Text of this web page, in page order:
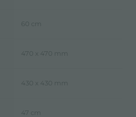
60 cm
470 x 470 mm
430 x 430 mm
47 cm